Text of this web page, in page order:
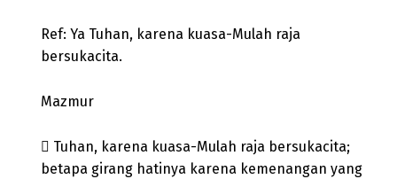
Ref: Ya Tuhan, karena kuasa-Mulah raja
bersukacita.
Mazmur
 Tuhan, karena kuasa-Mulah raja bersukacita;
betapa girang hatinya karena kemenangan yang